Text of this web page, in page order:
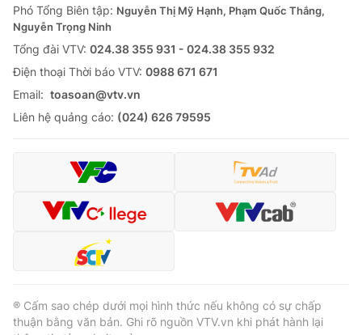
Thị trường
Tư vấn
Lịch phát sóng
Chuyên mục khác
Emagazine Podcast
Video Shorts video
VTV Money
VTV Sức khoẻ Bất động sản
Phó Tổng Biên tập: Nguyễn Thị Mỹ Hạnh, Phạm Quốc Thắng,
Nguyễn Trọng Ninh
Tổng đài VTV: 024.38 355 931 - 024.38 355 932
Ðiện thoại Thời báo VTV: 0988 671 671
Email: toasoan@vtv.vn
Liên hệ quảng cáo: (024) 626 79595
® Cấm sao chép dưới mọi hình thức nếu không có sự chấp
thuận bằng văn bản. Ghi rõ nguồn VTV.vn khi phát hành lại